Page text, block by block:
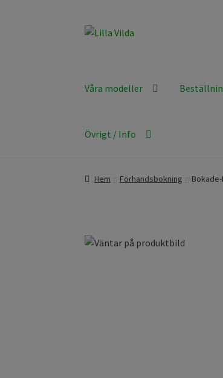
Hoppa
Hoppa
Våra modeller
Övrigt / Info
Hem Förhandsbokning